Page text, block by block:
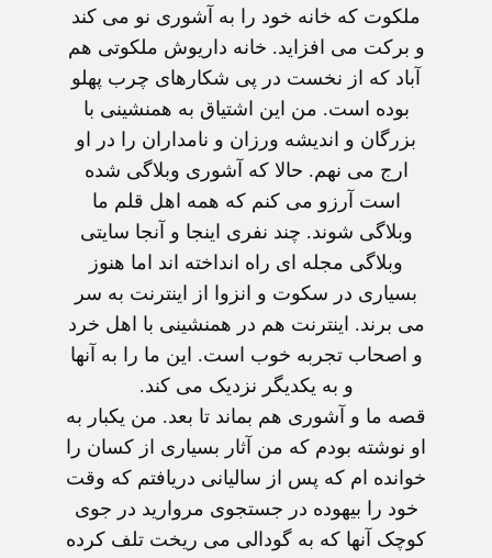
ملکوت که خانه خود را به آشوری نو می کند
و برکت می افزايد. خانه داريوش ملکوتی هم
آباد که از نخست در پی شکارهای چرب پهلو
بوده است. من اين اشتياق به همنشينی با
بزرگان و انديشه ورزان و نامداران را در او
ارج می نهم. حالا که آشوری وبلاگی شده
است آرزو می کنم که همه اهل قلم ما
وبلاگی شوند. چند نفری اينجا و آنجا سايتی
وبلاگی مجله ای راه انداخته اند اما هنوز
بسياری در سکوت و انزوا از اينترنت به سر
می برند. اينترنت هم در همنشينی با اهل خرد
و اصحاب تجربه خوب است. اين ما را به آنها
و به يکديگر نزديک می کند.
قصه ما و آشوری هم بماند تا بعد. من يکبار به
او نوشته بودم که من آثار بسياری از کسان را
خوانده ام که پس از سالیانی دريافتم که وقت
خود را بيهوده در جستجوی مرواريد در جوی
کوچک آنها که به گودالی می ريخت تلف کرده